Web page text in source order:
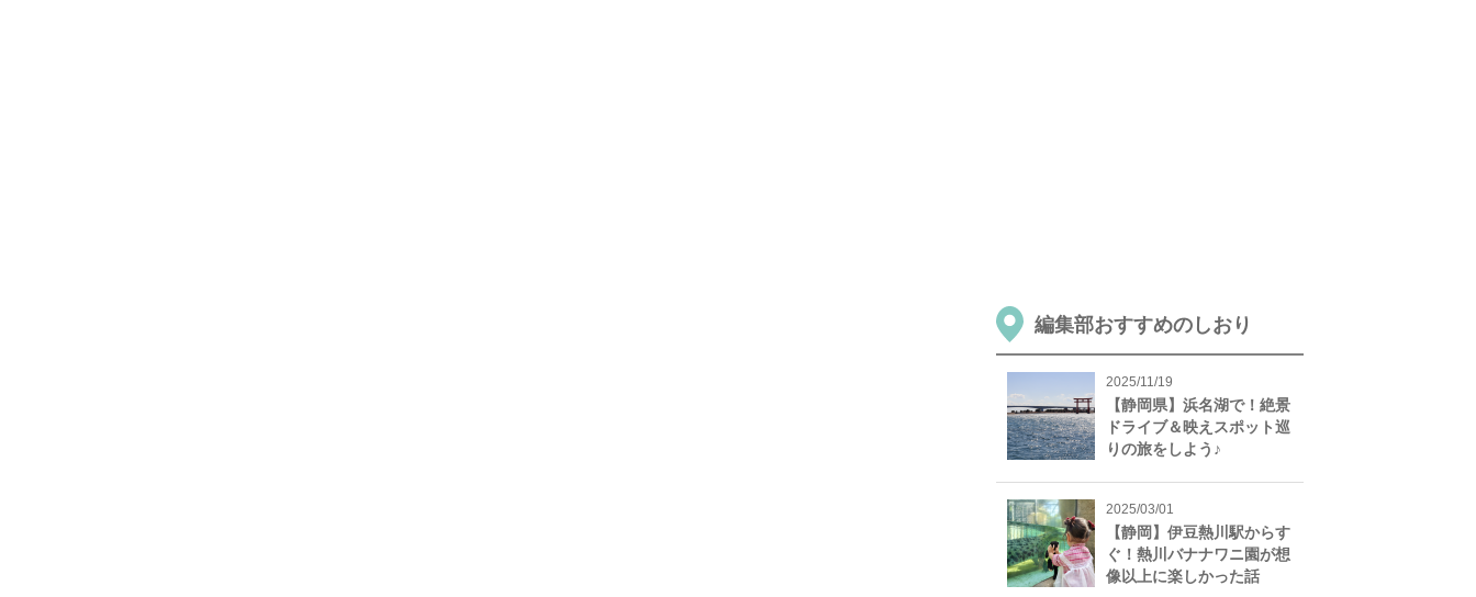
編集部おすすめのしおり
2025/11/19
【静岡県】浜名湖で！絶景
ドライブ＆映えスポット巡
りの旅をしよう♪
2025/03/01
【静岡】伊豆熱川駅からす
ぐ！熱川バナナワニ園が想
像以上に楽しかった話